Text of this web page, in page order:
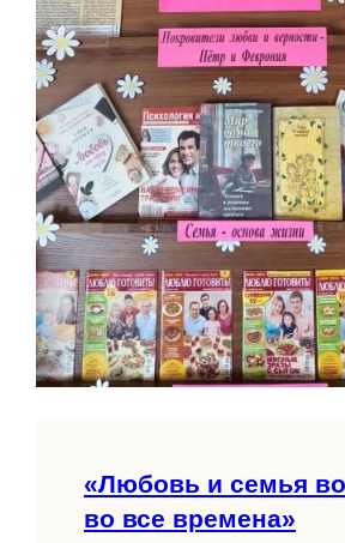
«Любовь и семья
во все времена»